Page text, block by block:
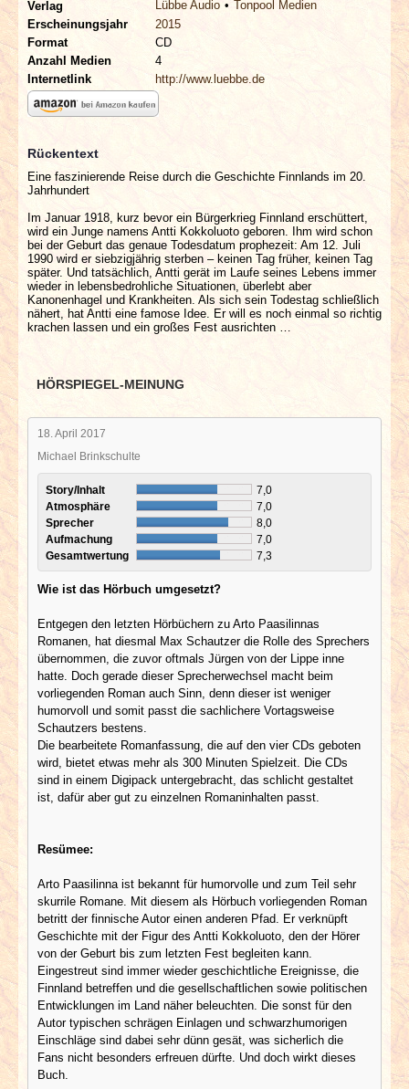
LINKS
ARCHIV
Verlag
Lübbe Audio
Tonpool Medien
Erscheinungsjahr
2015
Format
CD
Anzahl Medien
4
Internetlink
http://www.luebbe.de
Rückentext
Eine faszinierende Reise durch die Geschichte Finnlands im 20.
Jahrhundert
Im Januar 1918, kurz bevor ein Bürgerkrieg Finnland erschüttert,
wird ein Junge namens Antti Kokkoluoto geboren. Ihm wird schon
bei der Geburt das genaue Todesdatum prophezeit: Am 12. Juli
1990 wird er siebzigjährig sterben – keinen Tag früher, keinen Tag
später. Und tatsächlich, Antti gerät im Laufe seines Lebens immer
wieder in lebensbedrohliche Situationen, überlebt aber
Kanonenhagel und Krankheiten. Als sich sein Todestag schließlich
nähert, hat Antti eine famose Idee. Er will es noch einmal so richtig
krachen lassen und ein großes Fest ausrichten …
HÖRSPIEGEL-MEINUNG
18. April 2017
Michael Brinkschulte
Story/Inhalt
7,0
Atmosphäre
7,0
Sprecher
8,0
Aufmachung
7,0
Gesamtwertung
7,3
Wie ist das Hörbuch umgesetzt?
Entgegen den letzten Hörbüchern zu Arto Paasilinnas
Romanen, hat diesmal Max Schautzer die Rolle des Sprechers
übernommen, die zuvor oftmals Jürgen von der Lippe inne
hatte. Doch gerade dieser Sprecherwechsel macht beim
vorliegenden Roman auch Sinn, denn dieser ist weniger
humorvoll und somit passt die sachlichere Vortagsweise
Schautzers bestens.
Die bearbeitete Romanfassung, die auf den vier CDs geboten
wird, bietet etwas mehr als 300 Minuten Spielzeit. Die CDs
sind in einem Digipack untergebracht, das schlicht gestaltet
ist, dafür aber gut zu einzelnen Romaninhalten passt.
Resümee:
Arto Paasilinna ist bekannt für humorvolle und zum Teil sehr
skurrile Romane. Mit diesem als Hörbuch vorliegenden Roman
betritt der finnische Autor einen anderen Pfad. Er verknüpft
Geschichte mit der Figur des Antti Kokkoluoto, den der Hörer
von der Geburt bis zum letzten Fest begleiten kann.
Eingestreut sind immer wieder geschichtliche Ereignisse, die
Finnland betreffen und die gesellschaftlichen sowie politischen
Entwicklungen im Land näher beleuchten. Die sonst für den
Autor typischen schrägen Einlagen und schwarzhumorigen
Einschläge sind dabei sehr dünn gesät, was sicherlich die
Fans nicht besonders erfreuen dürfte. Und doch wirkt dieses
Buch.